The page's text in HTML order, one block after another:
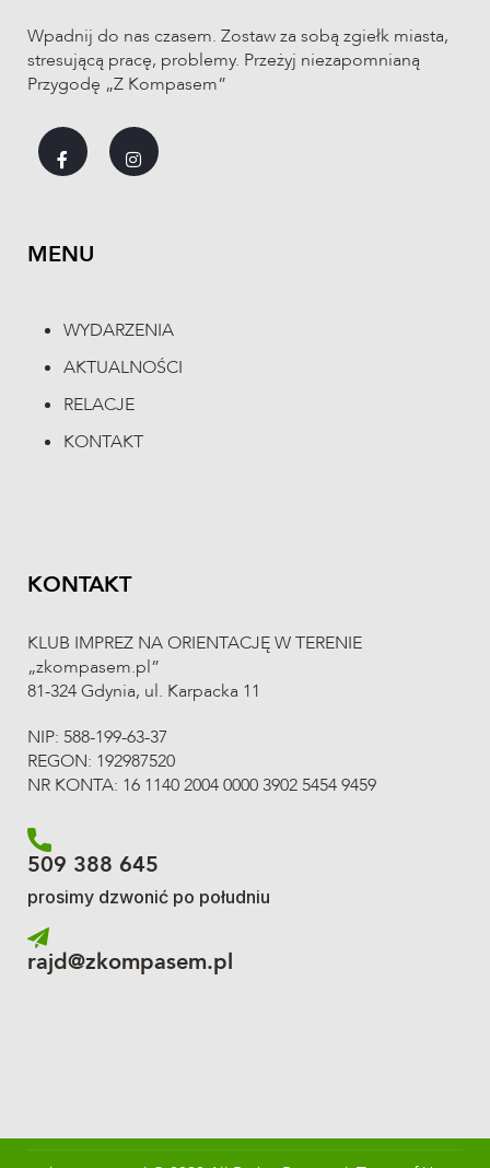
Wpadnij do nas czasem. Zostaw za sobą zgiełk miasta,
stresującą pracę, problemy. Przeżyj niezapomnianą
Przygodę „Z Kompasem”
MENU
WYDARZENIA
AKTUALNOŚCI
RELACJE
KONTAKT
KONTAKT
KLUB IMPREZ NA ORIENTACJĘ W TERENIE
„zkompasem.pl”
81-324 Gdynia, ul. Karpacka 11
NIP: 588-199-63-37
REGON: 192987520
NR KONTA: 16 1140 2004 0000 3902 5454 9459
509 388 645
prosimy dzwonić po południu
rajd@zkompasem.pl